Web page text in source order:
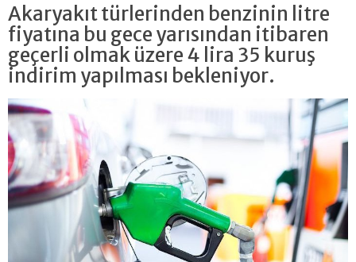
Akaryakıt türlerinden benzinin litre
fiyatına bu gece yarısından itibaren
geçerli olmak üzere 4 lira 35 kuruş
indirim yapılması bekleniyor.